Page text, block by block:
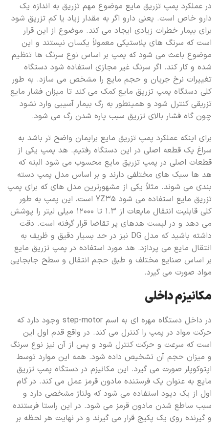
در عملکرد پمپ تزریق مایع موضوع مهم تزریق به اندازه یک
دارو خاص است. یعنی دارو اگر به مقدار زیاد یا کم تزریق شود
برای بیمار خطرات زیادی ایجاد می کند. موضوع از این قرار
است که سرنگ های پلاستیکی معمولاً یکسان نیستند و این
موضوع باعث می شود که پمپ بر اساس نوع سرنگ ها تنظیم
شده و کار کند. اگر سرنگ غیر مجازی استفاده شود دستگاه
تغییرات نرخ جریان و حجم مایع را مشخص می سازد. به طور
کلی دستگاه پمپ تزریق مایع کمک می کند تا میزان فشار مایع
تزریقی کنترل شود و همینطور به رگ بیمار آسیبی وارد نشود
چون گاه فشار بالای تزریق سبب پاره شدن رگ می شود.
برای اینکه عملکرد پمپ تزریق مایع برایمان واضح تر باشد به
سراغ یک قطعه اصلی در این دستگاه رفتیم. هد پمپ یکی از
قطعات اصلی در پمپ تزریق مایع محسوب می شود البته که
هد ها سبک های مختلفی دارند و بر اساس مدل پمپ دسته
بندی می شوند. مثلاً یکی از مشهورترین مدل های که برای پمپ
تزریق مایع استفاده می شود YZ35 است، این پمپ به طور
کلی قابلیت انتقال مایعات از ۱.۳ تا ۱۲۰۰۰ میلی لیتر را پوشش
می دهد و در لیست هدهای پر تقاضا قرار گرفته است. دقت
داشته باشید که مدل DG نیز در حد بسیار دقیق و ظریف به
انتقال مایع می پردازد. هد مورد استفاده در پمپ تزریق مایع
بر اساس صنایع مختلف و طبق حجم انتقال و سطح جابجایی
مواد صورت می گیرد.
مکانیزم داخلی
در داخل دستگاه مهره ای به اسم step-motor وجود دارد که
حرکت مواد در پمپ را کنترل می کند. در واقع قدم اول این
است که سرعت و حرکت کنترل شود و پس از آن نیز نوع سرنگ
و میزان حجم آن تشخیص داده شود. همه این موارد توسط
اپتوکوپلر صورت می گیرد. این مکانیزم در دستگاه پمپ تزریق
مایع به عنوان یک فرستنده مادون قرمز عمل می کند. در گام
اول از یک دیود استفاده می شود که ولتاژ مشخصی دارد و
سبب ساطع شدن مادون قرمز می شود. در این راستا فرستنده
و گیرنده روی یک پکیج قرار می گیرند و در نهایت هر لحظه بر